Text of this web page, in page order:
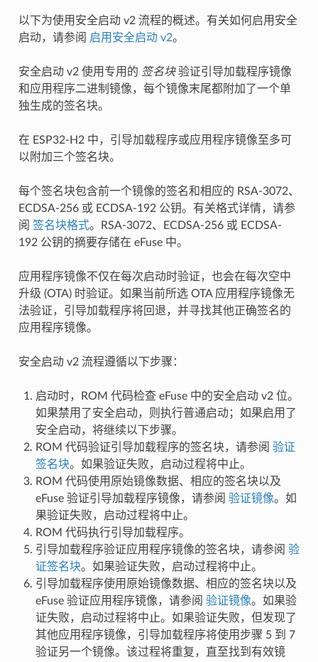
以下为使用安全启动 v2 流程的概述。有关如何启用安全
启动，请参阅 启用安全启动 v2。
安全启动 v2 使用专用的 签名块验证引导加载程序镜像
和应用程序二进制镜像，每个镜像末尾都附加了一个单
独生成的签名块。
在 ESP32-H2 中，引导加载程序或应用程序镜像至多可
以附加三个签名块。
每个签名块包含前一个镜像的签名和相应的 RSA-3072、
ECDSA-256 或 ECDSA-192 公钥。有关格式详情，请参
阅 签名块格式。RSA-3072、ECDSA-256 或 ECDSA-
192 公钥的摘要存储在 eFuse 中。
应用程序镜像不仅在每次启动时验证，也会在每次空中
升级 (OTA) 时验证。如果当前所选 OTA 应用程序镜像无
法验证，引导加载程序将回退，并寻找其他正确签名的
应用程序镜像。
安全启动 v2 流程遵循以下步骤：
启动时，ROM 代码检查 eFuse 中的安全启动 v2 位。
如果禁用了安全启动，则执行普通启动；如果启用了
安全启动，将继续以下步骤。
ROM 代码验证引导加载程序的签名块，请参阅 验证
签名块。如果验证失败，启动过程将中止。
ROM 代码使用原始镜像数据、相应的签名块以及
eFuse 验证引导加载程序镜像，请参阅 验证镜像。如
果验证失败，启动过程将中止。
ROM 代码执行引导加载程序。
引导加载程序验证应用程序镜像的签名块，请参阅 验
证签名块。如果验证失败，启动过程将中止。
引导加载程序使用原始镜像数据、相应的签名块以及
eFuse 验证应用程序镜像，请参阅 验证镜像。如果验
证失败，启动过程将中止。如果验证失败，但发现了
其他应用程序镜像，引导加载程序将使用步骤 5 到 7
验证另一个镜像。该过程将重复，直至找到有效镜